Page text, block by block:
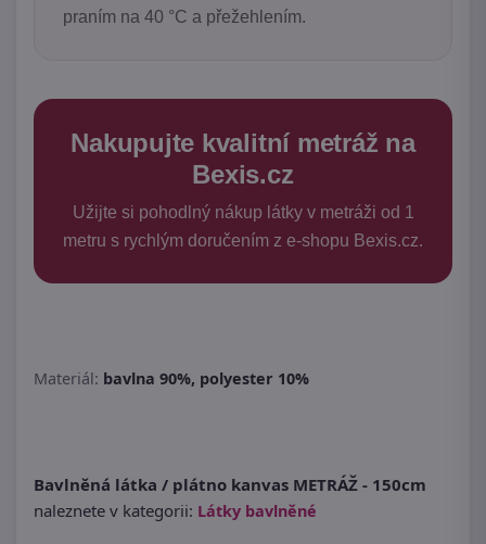
praním na 40 °C a přežehlením.
Nakupujte kvalitní metráž na
Bexis.cz
Užijte si pohodlný nákup látky v metráži od 1
metru s rychlým doručením z e-shopu Bexis.cz.
Materiál: bavlna 90%, polyester 10%
Bavlněná látka / plátno kanvas METRÁŽ - 150cm
naleznete v kategorii: Látky bavlněné